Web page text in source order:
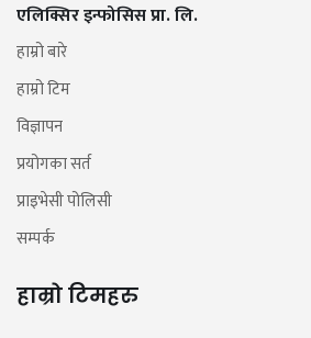
एलिक्सिर इन्फोसिस प्रा. लि.
हाम्रो बारे
हाम्रो टिम
विज्ञापन
प्रयोगका सर्त
प्राइभेसी पोलिसी
सम्पर्क
हाम्रो टिमहरु